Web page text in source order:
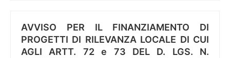
AVVISO PER IL FINANZIAMENTO DI
PROGETTI DI RILEVANZA LOCALE DI CUI
AGLI ARTT. 72 e 73 DEL D. LGS. N.